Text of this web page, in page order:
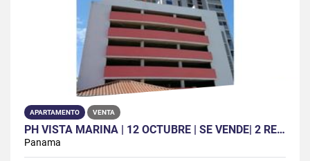
APARTAMENTO VENTA
PH VISTA MARINA | 12 OCTUBRE | SE VENDE| 2 REC | 2 BAÑO | 2 PARKING|
Panama